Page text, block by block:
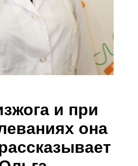
и при
она